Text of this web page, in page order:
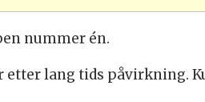
nummer én.
etter lang tids påvirkning.